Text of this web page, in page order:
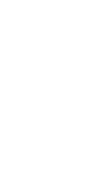
היום של
להפגנות,
לפעול יחד
להתלבש
אפשר
לו?
להם,